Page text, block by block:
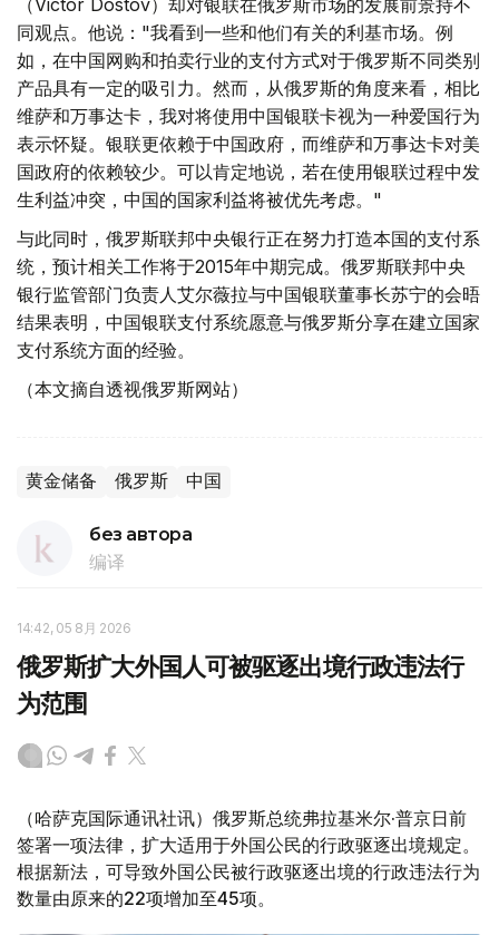
（Victor Dostov）却对银联在俄罗斯市场的发展前景持不
同观点。他说："我看到一些和他们有关的利基市场。例
如，在中国网购和拍卖行业的支付方式对于俄罗斯不同类别
产品具有一定的吸引力。然而，从俄罗斯的角度来看，相比
维萨和万事达卡，我对将使用中国银联卡视为一种爱国行为
表示怀疑。银联更依赖于中国政府，而维萨和万事达卡对美
国政府的依赖较少。可以肯定地说，若在使用银联过程中发
生利益冲突，中国的国家利益将被优先考虑。"
与此同时，俄罗斯联邦中央银行正在努力打造本国的支付系
统，预计相关工作将于2015年中期完成。俄罗斯联邦中央
银行监管部门负责人艾尔薇拉与中国银联董事长苏宁的会晤
结果表明，中国银联支付系统愿意与俄罗斯分享在建立国家
支付系统方面的经验。
（本文摘自透视俄罗斯网站）
黄金储备 俄罗斯 中国
без автора
编译
14:42, 05 8月 2026
俄罗斯扩大外国人可被驱逐出境行政违法行
为范围
（哈萨克国际通讯社讯）俄罗斯总统弗拉基米尔·普京日前
签署一项法律，扩大适用于外国公民的行政驱逐出境规定。
根据新法，可导致外国公民被行政驱逐出境的行政违法行为
数量由原来的22项增加至45项。